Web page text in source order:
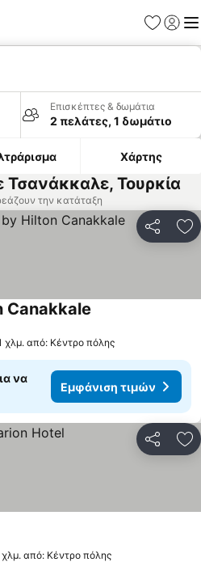
Επισκέπτες & δωμάτια
2 πελάτες, 1 δωμάτιο
Χάρτης
Τσανάκκαλε, Τουρκία
την κατάταξη
Canakkale
χλμ. από: Κέντρο πόλης
να
Εμφάνιση τιμών
από: Κέντρο πόλης